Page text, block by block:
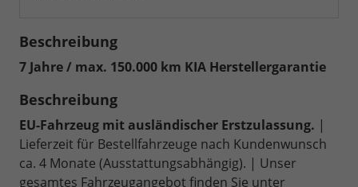
Beschreibung
7 Jahre / max. 150.000 km KIA Herstellergarantie
Beschreibung
EU-Fahrzeug mit ausländischer Erstzulassung. |
Lieferzeit für Bestellfahrzeuge nach Kundenwunsch
ca. 4 Monate (Ausstattungsabhängig). | Unser
gesamtes Fahrzeugangebot finden Sie unter